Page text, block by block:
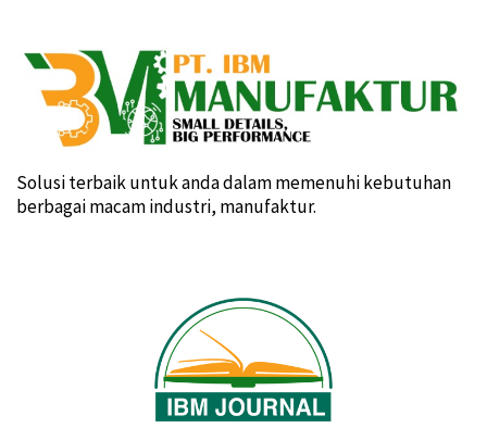
Solusi terbaik untuk anda dalam memenuhi kebutuhan
berbagai macam industri, manufaktur.